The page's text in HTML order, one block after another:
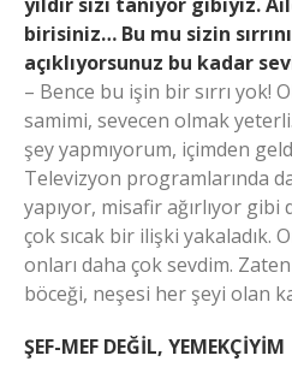
birisiniz… Bu mu sizin
açıklıyorsunuz bu kadar
– Bence bu işin bir sırrı yok!
samimi, sevecen olmak
şey yapmıyorum, içimden
Televizyon programlarında
yapıyor, misafir ağırlıyor gibi
çok sıcak bir ilişki yakaladık.
onları daha çok sevdim.
böceği, neşesi her şeyi olan
ŞEF-MEF DEĞİL, YEMEKÇİYİM